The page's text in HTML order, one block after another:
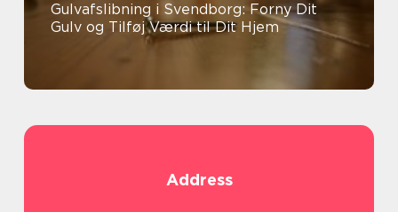
Gulvafslibning i Svendborg: Forny Dit
Gulv og Tilføj Værdi til Dit Hjem
Address